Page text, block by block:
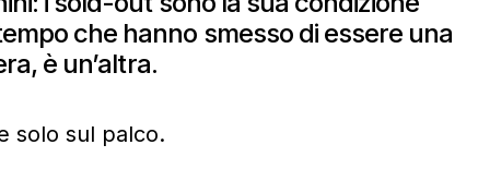
che hanno smesso di essere una
è un’altra.
solo sul palco.